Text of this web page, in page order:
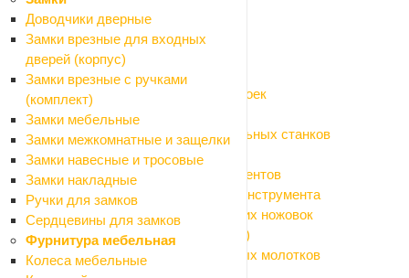
Доводчики дверные
Замки врезные для входных
дверей (корпус)
Замки врезные с ручками
(комплект)
Замки мебельные
Замки межкомнатные и защелки
Замки навесные и тросовые
Замки накладные
Ручки для замков
Сердцевины для замков
Фурнитура мебельная
Колеса мебельные
Расходные материалы и оснастка
Назад
Расходные материалы и оснастка
Аккумуляторы, зарядные устройства
Аксессуары и моющие средства для моек
Биты, насадки на шуруповерт
Оснастка для болгарки (УШМ) и точильных станков
Оснастка для дрелей и граверов
Оснастка для измерительных инструментов
Оснастка для клеящего и крепежного инструмента
Оснастка для лобзиков и электрических ножовок
Оснастка для мультитула (реноватора)
Оснастка для перфораторов и отбойных молотков
Оснастка для пил дисковых